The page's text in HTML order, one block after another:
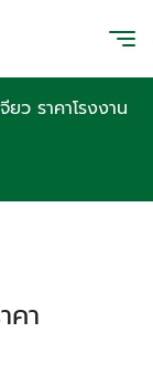
ยว ราคาโรงงาน
คา